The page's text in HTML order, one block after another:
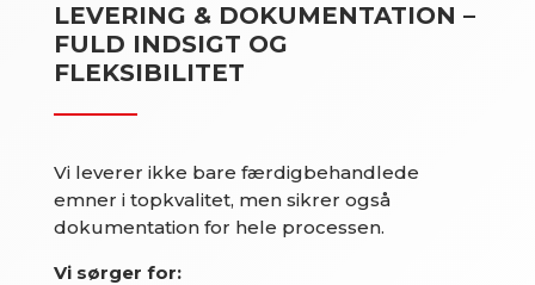
LEVERING & DOKUMENTATION –
FULD INDSIGT OG
FLEKSIBILITET
Vi leverer ikke bare færdigbehandlede
emner i topkvalitet, men sikrer også
dokumentation for hele processen.
Vi sørger for: